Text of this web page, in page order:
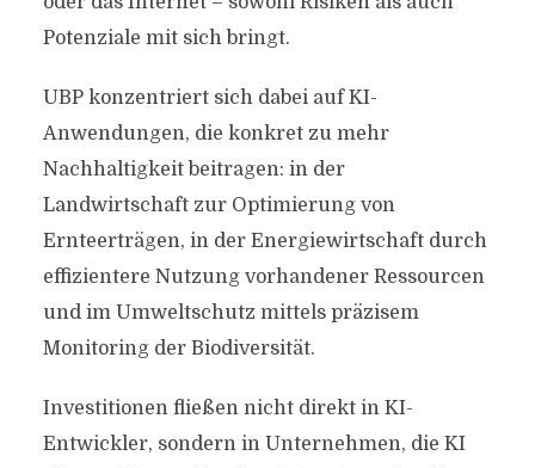
Potenziale mit sich bringt.
UBP konzentriert sich dabei auf KI-
Anwendungen, die konkret zu mehr
Nachhaltigkeit beitragen: in der
Landwirtschaft zur Optimierung von
Ernteerträgen, in der Energiewirtschaft durch
effizientere Nutzung vorhandener Ressourcen
und im Umweltschutz mittels präzisem
Monitoring der Biodiversität.
Investitionen fließen nicht direkt in KI-
Entwickler, sondern in Unternehmen, die KI